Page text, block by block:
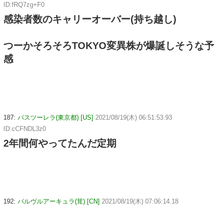
ID:fRQ7zg+F0
感染者数のキャリーオーバー(持ち越し)
つーかそろそろTOKYO変異株が爆誕しそうな予
感
187: パスツーレラ(東京都) [US] 2021/08/19(木) 06:51:53.93
ID:cCFNDL3z0
2年間何やってたんだ定期
192: パルヴルアーキュラ(茸) [CN] 2021/08/19(木) 07:06:14.18